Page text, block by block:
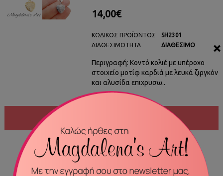
14,00€
ΚΩΔΙΚΌΣ ΠΡΟΪΌΝΤΟΣ
ΔΙΑΘΕΣΙΜΌΤΗΤΑ
SH2301
ΔΙΑΘΈΣΙΜΟ
Περιγραφή: Κοντό κολιέ με υπέροχο
στοιχείο μοτίφ καρδιά με λευκά ζιργκόν
και αλυσίδα επιχρυσω..
ΣΎΓΚΡΙΣΗ
ΠΡΟΣΘΉΚΗ ΣΤΑ ΑΓΑΠΗΜΈΝΑ ΜΟΥ
×